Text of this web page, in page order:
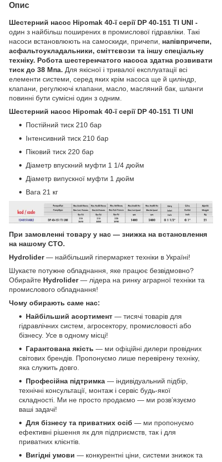
Опис
Шестерний насос Hipomak 40-ї серії DP 40-151 TI UNI -
один з найбільш поширених в промислової гідравліки. Такі
насоси встановлюють на самоскиди, причепи, напівпричепи,
асфальтоукладальники, сміттєвози та іншу спеціальну
техніку. Робота шестеренчатого насоса здатна розвивати
тиск до 38 Мпа. Для якісної і тривалої експлуатації всі
елементи системи, серед яких крім насоса ще й циліндр,
клапани, регулюючі клапани, масло, масляний бак, шланги
повинні бути сумісні один з одним.
Шестерний насос Hipomak 40-ї серії DP 40-151 TI UNI
Постійний тиск 210 бар
Інтенсивний тиск 210 бар
Піковий тиск 220 бар
Діаметр впускний муфти 1 1/4 дюйм
Діаметр випускної муфти 1 дюйм
Вага 21 кг
При замовленні товару у нас ― знижка на встановлення
на нашому СТО.
Hydrolider— найбільший гіпермаркет техніки в Україні!
Шукаєте потужне обладнання, яке працює безвідмовно?
Обирайте Hydrolider— лідера на ринку аграрної техніки та
промислового обладнання!
Чому обирають саме нас:
Найбільший асортимент — тисячі товарів для
гідравлічних систем, агросектору, промисловості або
бізнесу. Усе в одному місці!
Гарантована якість — ми офіційні дилери провідних
світових брендів. Пропонуємо лише перевірену техніку,
яка служить довго.
Професійна підтримка — індивідуальний підбір,
технічні консультації, монтаж і сервіс будь-якої
складності. Ми не просто продаємо — ми розв’язуємо
ваші задачі!
Для бізнесу та приватних осіб — ми пропонуємо
ефективні рішення як для підприємств, так і для
приватних клієнтів.
Вигідні умови — конкурентні ціни, системи знижок та